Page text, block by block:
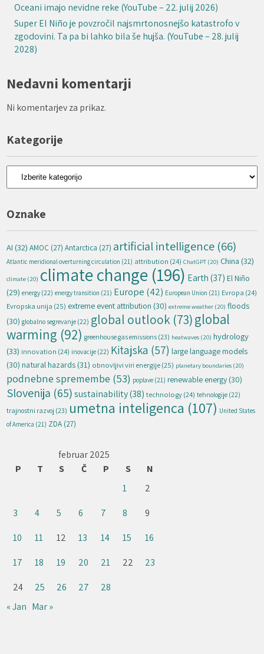
Oceani imajo nevidne reke (YouTube – 22. julij 2026)
Super El Niño je povzročil najsmrtonosnejšo katastrofo v
zgodovini. Ta pa bi lahko bila še hujša. (YouTube – 28. julij
2028)
Nedavni komentarji
Ni komentarjev za prikaz.
Kategorije
Kategorije
Oznake
AI (32) AMOC (27) Antarctica (27) artificial intelligence (66)
Atlantic meridional overturning circulation (21) attribution (24) ChatGPT (20) China (32)
climate (20) climate change (196) Earth (37) El Niño
(29) energy (22) energy transition (21) Europe (42) European Union (21) Evropa (24)
Evropska unija (25) extreme event attribution (30) extreme weather (20) floods
(30) globalno segrevanje (22) global outlook (73)global
warming (92) greenhouse gas emissions (23) heatwaves (20) hydrology
(33) innovation (24) inovacije (22) Kitajska (57) large language models
(30) natural hazards (31) obnovljivi viri energije(25) planetary boundaries (20)
podnebne spremembe (53) poplave (21) renewable energy (30)
Slovenija (65) sustainability(38) technology(24) tehnologije (22)
trajnostni razvoj (23) umetna inteligenca (107) United States
of America (21) ZDA (27)
februar 2025
P
T S Č P S
N
1
2
3
4 5 6 7 8
9
10
11 12 13 14 15
16
17
18 19 20 21 22
23
24
25 26 27
28
« Jan Mar »